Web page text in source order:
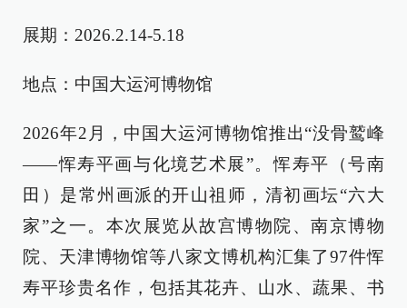
展期：2026.2.14-5.18
地点：中国大运河博物馆
2026年2月，中国大运河博物馆推出“没骨鹫峰
——恽寿平画与化境艺术展”。恽寿平（号南
田）是常州画派的开山祖师，清初画坛“六大
家”之一。本次展览从故宫博物院、南京博物
院、天津博物馆等八家文博机构汇集了97件恽
寿平珍贵名作，包括其花卉、山水、蔬果、书